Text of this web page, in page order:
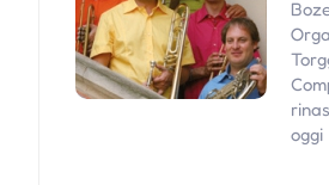
oggi